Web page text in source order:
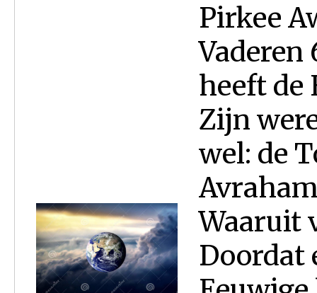
Pirkee
Vaderen
heeft de
Zijn
wel: de
Waaruit
Doordat